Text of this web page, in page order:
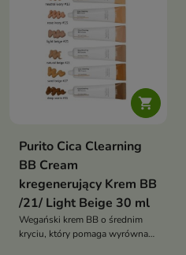
zdrowy, promienny wygląd cery
bez oznak zmęczenia

Purito Cica Clearning
BB Cream
kregenerujący Krem BB
/21/ Light Beige 30 ml
Wegański krem BB o średnim
kryciu, który pomaga wyrównać